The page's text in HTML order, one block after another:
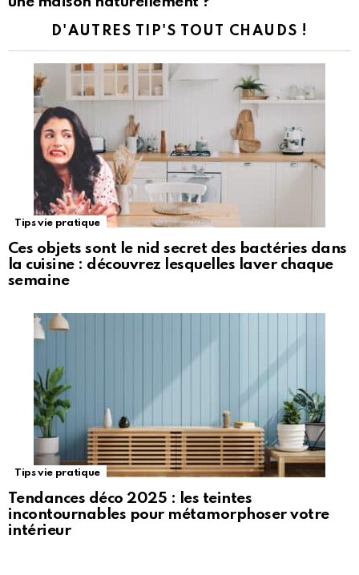
D'AUTRES TIP'S TOUT CHAUDS !
Tips vie pratique
Ces objets sont le nid secret des bactéries dans
la cuisine : découvrez lesquelles laver chaque
semaine
Tips vie pratique
Tendances déco 2025 : les teintes
incontournables pour métamorphoser votre
intérieur